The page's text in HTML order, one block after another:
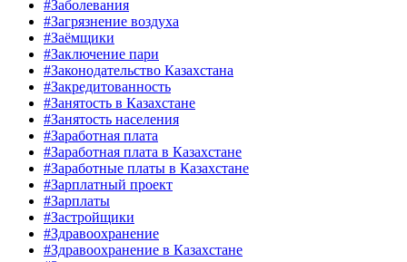
#Заболевания
#Загрязнение воздуха
#Заёмщики
#Заключение пари
#Законодательство Казахстана
#Закредитованность
#Занятость в Казахстане
#Занятость населения
#Заработная плата
#Заработная плата в Казахстане
#Заработные платы в Казахстане
#Зарплатный проект
#Зарплаты
#Застройщики
#Здравоохранение
#Здравоохранение в Казахстане